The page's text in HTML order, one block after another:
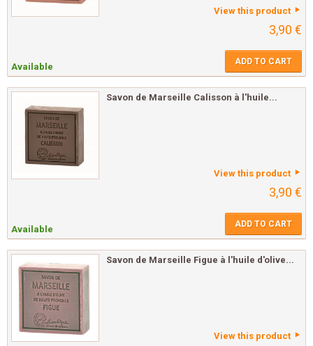
View this product
3,90 €
Available ADD TO CART
Savon de Marseille Calisson à l'huile...
View this product
3,90 €
Available ADD TO CART
Savon de Marseille Figue à l'huile d'olive...
View this product